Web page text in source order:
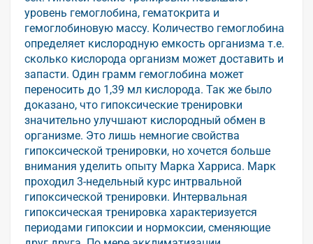
уровень гемоглобина, гематокрита и
гемоглобиновую массу. Количество гемоглобина
определяет кислородную емкость организма т.е.
сколько кислорода организм может доставить и
запасти. Один грамм гемоглобина может
переносить до 1,39 мл кислорода. Так же было
доказано, что гипоксические тренировки
значительно улучшают кислородный обмен в
организме. Это лишь немногие свойства
гипоксической тренировки, но хочется больше
внимания уделить опыту Марка Харриса. Марк
проходил 3-недельный курс интрвальной
гипоксической тренировки. Интервальная
гипоксическая тренировка характеризуется
периодами гипоксии и нормоксии, сменяющие